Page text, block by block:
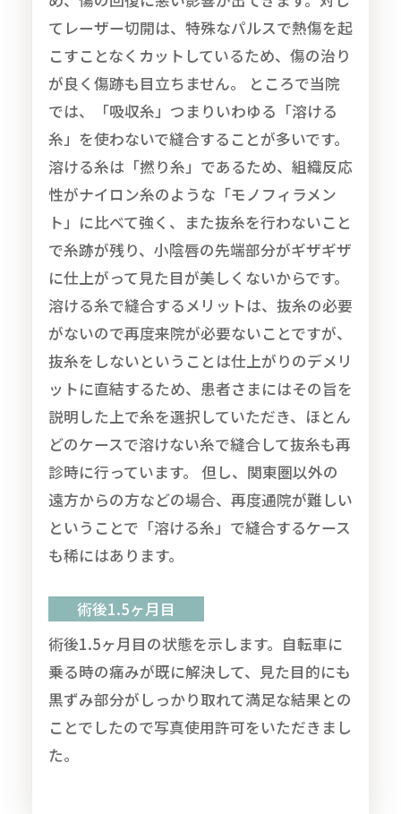
てレーザー切開は、特殊なパルスで熱傷を起
こすことなくカットしているため、傷の治り
が良く傷跡も目立ちません。 ところで当院
では、「吸収糸」つまりいわゆる「溶ける
糸」を使わないで縫合することが多いです。
溶ける糸は「撚り糸」であるため、組織反応
性がナイロン糸のような「モノフィラメン
ト」に比べて強く、また抜糸を行わないこと
で糸跡が残り、小陰唇の先端部分がギザギザ
に仕上がって見た目が美しくないからです。
溶ける糸で縫合するメリットは、抜糸の必要
がないので再度来院が必要ないことですが、
抜糸をしないということは仕上がりのデメリ
ットに直結するため、患者さまにはその旨を
説明した上で糸を選択していただき、ほとん
どのケースで溶けない糸で縫合して抜糸も再
診時に行っています。 但し、関東圏以外の
遠方からの方などの場合、再度通院が難しい
ということで「溶ける糸」で縫合するケース
も稀にはあります。
術後1.5ヶ月目
術後1.5ヶ月目の状態を示します。自転車に
乗る時の痛みが既に解決して、見た目的にも
黒ずみ部分がしっかり取れて満足な結果との
ことでしたので写真使用許可をいただきまし
た。